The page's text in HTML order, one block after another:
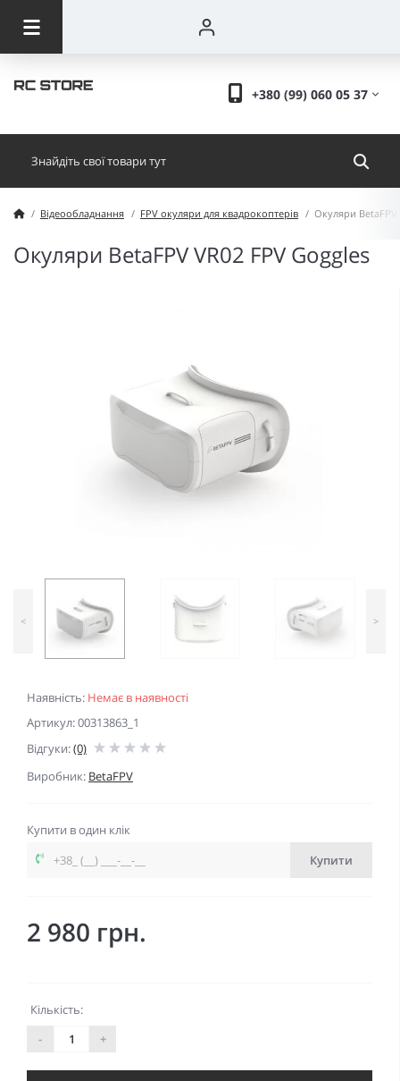
+380 (99) 060 05 37
Відеообладнання FPV окуляри для квадрокоптерів Окуляри BetaFPV
Окуляри BetaFPV VR02 FPV Goggles
Наявність: Немає в наявності
Артикул: 00313863_1
Відгуки:(0)
Виробник: BetaFPV
< >
Купити в один клік
Купити
2 980 грн.
Кількість:
-
+